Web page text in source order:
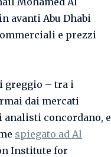
avanti Abu Dhabi
e prezzi
greggio – tra i
dai mercati
concordano, e
spiegato ad Al
Institute for